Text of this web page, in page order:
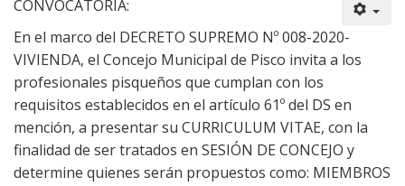
CONVOCATORIA:
En el marco del DECRETO SUPREMO Nº 008-2020-
VIVIENDA, el Concejo Municipal de Pisco invita a los
profesionales pisqueños que cumplan con los
requisitos establecidos en el artículo 61º del DS en
mención, a presentar su CURRICULUM VITAE, con la
finalidad de ser tratados en SESIÓN DE CONCEJO y
determine quienes serán propuestos como: MIEMBROS